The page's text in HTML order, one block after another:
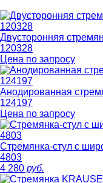
Двусторонняя
120328
Цена по запросу
Анодированная
124197
Цена по запросу
Стремянка-стул с
4803
4 280 руб.